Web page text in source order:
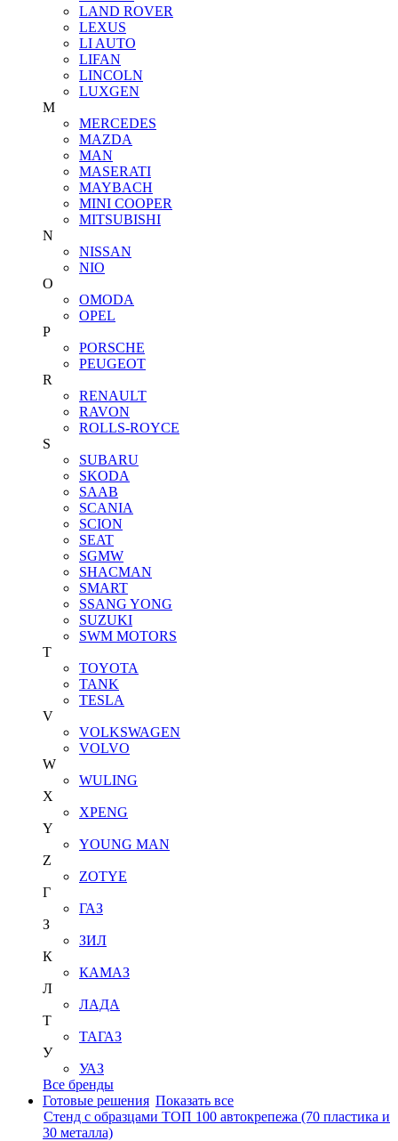
LAND ROVER
LEXUS
LI AUTO
LIFAN
LINCOLN
LUXGEN
M
MERCEDES
MAZDA
MAN
MASERATI
MAYBACH
MINI COOPER
MITSUBISHI
N
NISSAN
NIO
O
OMODA
OPEL
P
PORSCHE
PEUGEOT
R
RENAULT
RAVON
ROLLS-ROYCE
S
SUBARU
SKODA
SAAB
SCANIA
SCION
SEAT
SGMW
SHACMAN
SMART
SSANG YONG
SUZUKI
SWM MOTORS
T
TOYOTA
TANK
TESLA
V
VOLKSWAGEN
VOLVO
W
WULING
X
XPENG
Y
YOUNG MAN
Z
ZOTYE
Г
ГАЗ
З
ЗИЛ
К
КАМАЗ
Л
ЛАДА
Т
ТАГАЗ
У
УАЗ
Все бренды
Готовые решения Показать все
Стенд с образцами ТОП 100 автокрепежа (70 пластика и
30 металла)